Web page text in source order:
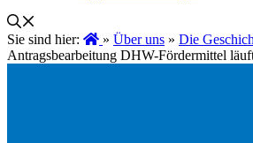
Sie sind hier: » Über uns » Die
Antragsbearbeitung DHW-Fördermittel